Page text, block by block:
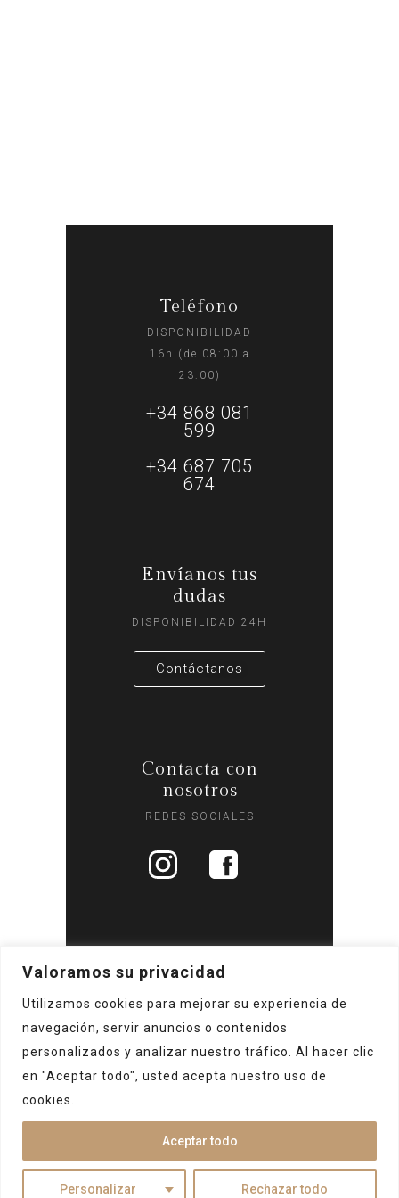
Valoramos su privacidad
Utilizamos cookies para mejorar su experiencia de
navegación, servir anuncios o contenidos
personalizados y analizar nuestro tráfico. Al hacer clic
en "Aceptar todo", usted acepta nuestro uso de
cookies.
Personalizar Rechazar todo
Aceptar todo
Teléfono
DISPONIBILIDAD
16h (de 08:00 a
23:00)
+34 868 081
599
+34 687 705
674
Envíanos tus
dudas
DISPONIBILIDAD 24H
Contáctanos
Contacta con
nosotros
REDES SOCIALES
Home
Contacto
Aviso Legal